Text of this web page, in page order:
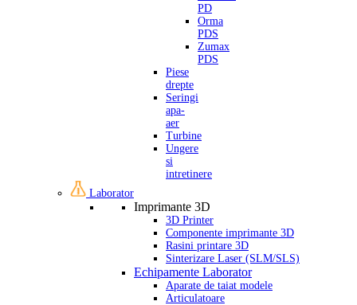
PD
Orma
PDS
Zumax
PDS
Piese
drepte
Seringi
apa-
aer
Turbine
Ungere
si
intretinere
Laborator
Imprimante 3D
3D Printer
Componente imprimante 3D
Rasini printare 3D
Sinterizare Laser (SLM/SLS)
Echipamente Laborator
Aparate de taiat modele
Articulatoare